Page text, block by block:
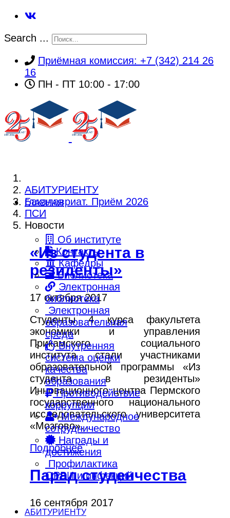
Search ...
Приёмная комиссия: +7 (342) 214 26
16
ПН - ПТ 10:00 - 17:00
ГЛАВНАЯ
Об институте
Контакты
Кафедры
Библиотека
Электронная
библиотека
Электронная
образовательная
среда
Внутренняя
система оценки
качества
образования
Противодействие
коррупции
Международное
сотрудничество
Награды и
достижения
Профилактика
ОРВИ и инфекций
АБИТУРИЕНТУ
АБИТУРИЕНТУ
Бакалавриат. Приём 2026
ПСИ
Новости
«Из студента в
резиденты»
17 октября 2017
Студенты 4 курса факультета
экономики и управления
Прикамского социального
института стали участниками
образовательной программы «Из
студента в резиденты»
Инновационного центра Пермского
государственного национального
исследовательского университета
«Мозгово»…
Подробнее
Парад студенчества
16 сентября 2017